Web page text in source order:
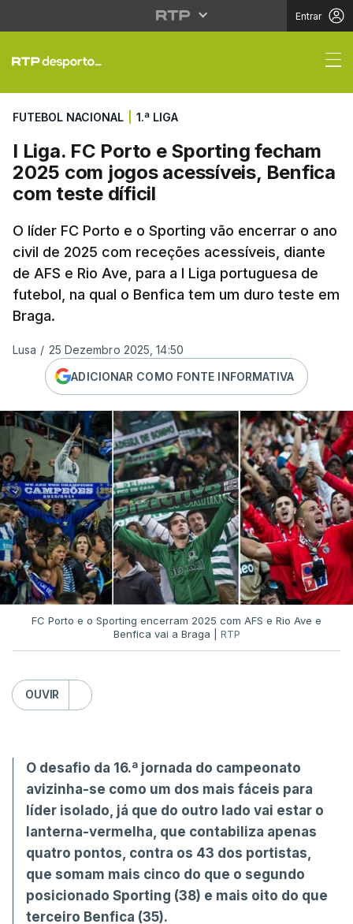
Entrar
I Liga. FC Porto e
FUTEBOL NACIONAL 1.ª LIGA
I Liga. FC Porto e Sporting fecham
2025 com jogos acessíveis, Benfica
com teste díficil
O líder FC Porto e o Sporting vão encerrar o ano
civil de 2025 com receções acessíveis, diante
de AFS e Rio Ave, para a I Liga portuguesa de
futebol, na qual o Benfica tem um duro teste em
Braga.
Lusa / 25 Dezembro 2025, 14:50
ADICIONAR COMO FONTE INFORMATIVA
FC Porto e o Sporting encerram 2025 com AFS e Rio Ave e
Benfica vai a Braga | RTP
OUVIR
O desafio da 16.ª jornada do campeonato
avizinha-se como um dos mais fáceis para
líder isolado, já que do outro lado vai estar o
lanterna-vermelha, que contabiliza apenas
quatro pontos, contra os 43 dos portistas,
que somam mais cinco do que o segundo
posicionado Sporting (38) e mais oito do que
terceiro Benfica (35).